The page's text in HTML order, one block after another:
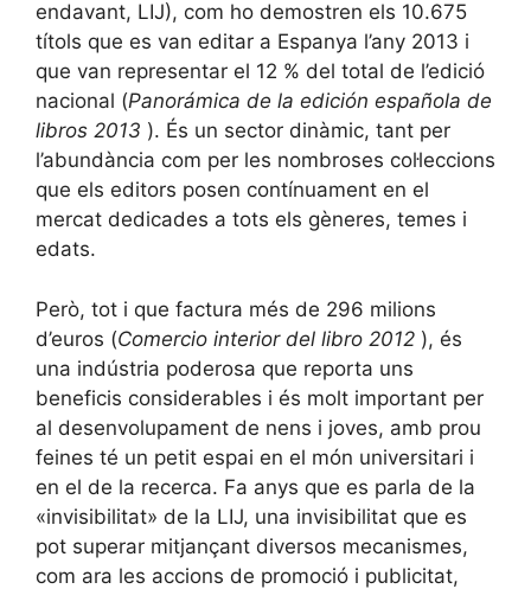
endavant, LIJ), com ho demostren els 10.675
títols que es van editar a Espanya l’any 2013 i
que van representar el 12 % del total de l’edició
nacional (Panorámica de la edición española de
libros 2013 ). És un sector dinàmic, tant per
l’abundància com per les nombroses col·leccions
que els editors posen contínuament en el
mercat dedicades a tots els gèneres, temes i
edats.
Però, tot i que factura més de 296 milions
d’euros (Comercio interior del libro 2012 ), és
una indústria poderosa que reporta uns
beneficis considerables i és molt important per
al desenvolupament de nens i joves, amb prou
feines té un petit espai en el món universitari i
en el de la recerca. Fa anys que es parla de la
«invisibilitat» de la LIJ, una invisibilitat que es
pot superar mitjançant diversos mecanismes,
com ara les accions de promoció i publicitat,